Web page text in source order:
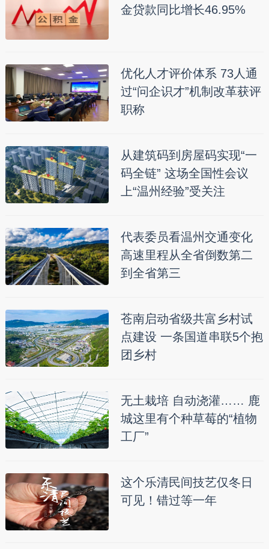
金贷款同比增长46.95%
优化人才评价体系 73人通
过“问企识才”机制改革获评
职称
从建筑码到房屋码实现“一
码全链” 这场全国性会议
上“温州经验”受关注
代表委员看温州交通变化
高速里程从全省倒数第二
到全省第三
苍南启动省级共富乡村试
点建设 一条国道串联5个抱
团乡村
无土栽培 自动浇灌…… 鹿
城这里有个种草莓的“植物
工厂”
这个乐清民间技艺仅冬日
可见！错过等一年